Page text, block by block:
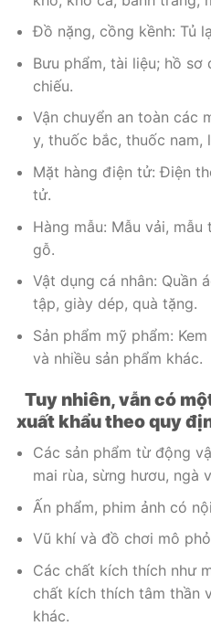
Đồ nặng, cồng kềnh: Tủ
Bưu phẩm, tài liệu; hồ sơ
chiếu.
Vận chuyển an toàn các
y, thuốc bắc, thuốc nam,
Mặt hàng điện tử: Điện
tử.
Hàng mẫu: Mẫu vải,
gỗ.
Vật dụng cá nhân: Quần
tập, giày dép, quà tặng.
Sản phẩm mỹ phẩm:
và nhiều sản phẩm khác.
Tuy nhiên, vẫn có
xuất khẩu theo quy
Các sản phẩm từ động
mai rùa, sừng hươu, ngà
Ấn phẩm, phim ảnh có
Vũ khí và đồ chơi mô
Các chất kích thích như
chất kích thích tâm thần
khác.